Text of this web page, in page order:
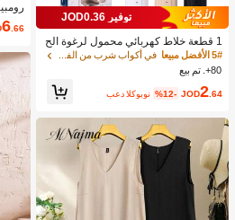
توفير JOD0.36
1 قطعة خلاط كهربائي محمول لرغوة الح
ليب، رغاية الحليب القابلة للشحن - شحن
USB، 3 سرعات، خلاط حليب كهربائي ص
غير، مناسب للقهوة/اللاتيه/الكابتشينو/الش
وكولاتة الساخنة/البيض
5# الأفضل مبيعا
في أكواب شرب من الفولاذ المقاوم للصدأ جهاز رغوة ال
80+. تم بيع
JOD2.64
%12- بعد الكوبون
6.66